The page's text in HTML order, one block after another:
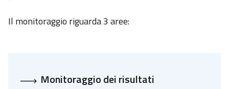
Il monitoraggio riguarda 3 aree:
Monitoraggio dei risultati